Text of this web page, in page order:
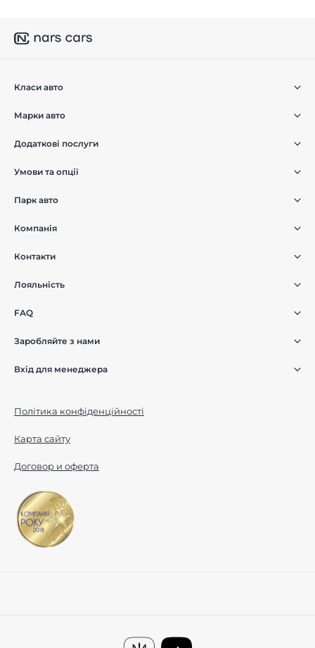
Класи авто
Марки авто
Додаткові послуги
Умови та опції
Парк авто
Компанія
Контакти
Лояльність
FAQ
Заробляйте з нами
Вхід для менеджера
Політика конфіденційності
Карта сайту
Договор и оферта